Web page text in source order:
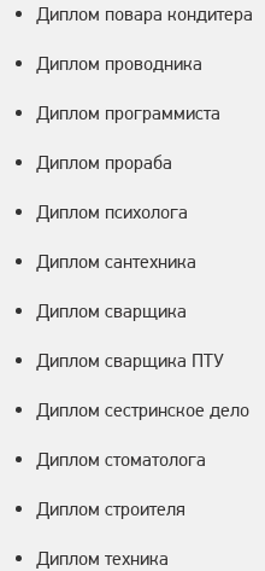
Диплом повара кондитера
Диплом проводника
Диплом программиста
Диплом прораба
Диплом психолога
Диплом сантехника
Диплом сварщика
Диплом сварщика ПТУ
Диплом сестринское дело
Диплом стоматолога
Диплом строителя
Диплом техника